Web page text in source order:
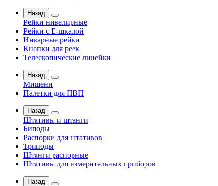
Назад
Рейки нивелирные
Рейки с Е-шкалой
Инварные рейки
Кнопки для реек
Телескопические линейки
Назад
Мишени
Палетки для ПВП
Назад
Штативы и штанги
Биподы
Распорки для штативов
Триподы
Штанги распорные
Штативы для измерительных приборов
Назад